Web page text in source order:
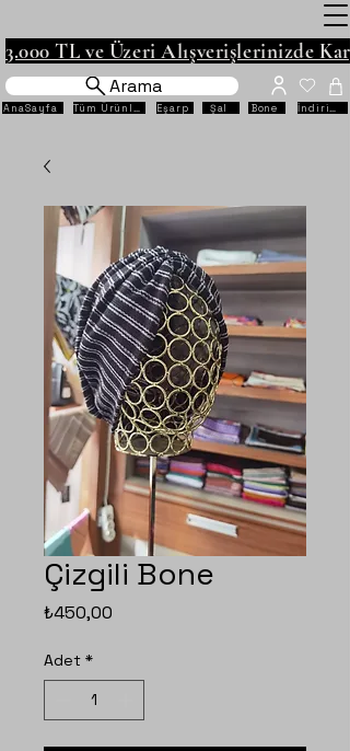
AnaSayfa Tüm Ürünler Eşarp Şal Bone
Arama
3.000 TL ve Üzeri Alışverişlerinizde
İndirimli
Çizgili Bone
₺450,00
Adet *